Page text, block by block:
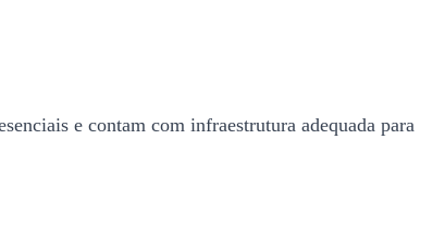
e contam com infraestrutura adequada para